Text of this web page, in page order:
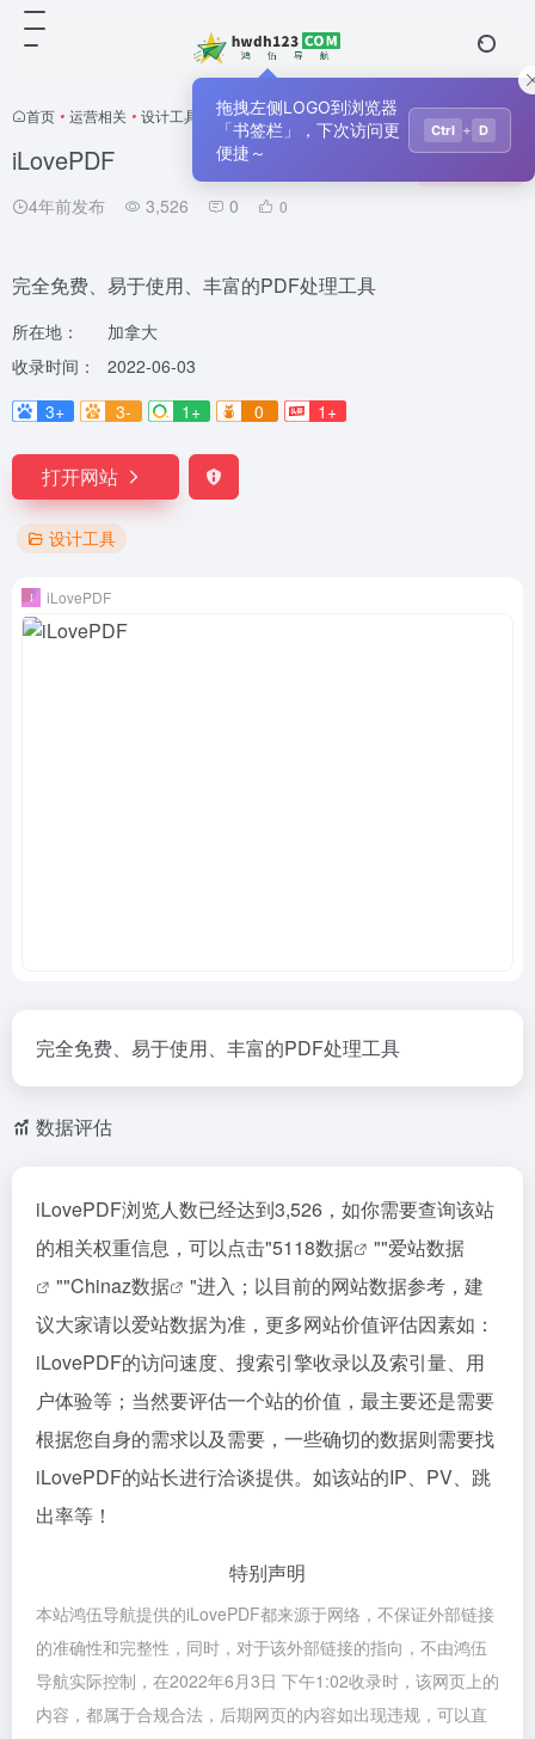
首页 • 运营相关 • 设计工具 正文
iLovePDF
4年前发布 3,526 0 0
完全免费、易于使用、丰富的PDF处理工具
所在地：
加拿大
收录时间：
2022-06-03
3+
3- 1+ 0 1+
打开网站
设计工具
iLovePDF
完全免费、易于使用、丰富的PDF处理工具
数据评估
iLovePDF浏览人数已经达到3,526，如你需要查询该站
的相关权重信息，可以点击"5118数据 ""爱站数据
""Chinaz数据
"进入；以目前的网站数据参考，建
议大家请以爱站数据为准，更多网站价值评估因素如：
iLovePDF的访问速度、搜索引擎收录以及索引量、用
户体验等；当然要评估一个站的价值，最主要还是需要
根据您自身的需求以及需要，一些确切的数据则需要找
iLovePDF的站长进行洽谈提供。如该站的IP、PV、跳
出率等！
特别声明
本站鸿伍导航提供的iLovePDF都来源于网络，不保证外部链接
的准确性和完整性，同时，对于该外部链接的指向，不由鸿伍
导航实际控制，在2022年6月3日 下午1:02收录时，该网页上的
内容，都属于合规合法，后期网页的内容如出现违规，可以直
拖拽左侧LOGO到浏览器
「书签栏」，下次访问更
便捷～
Ctrl + D